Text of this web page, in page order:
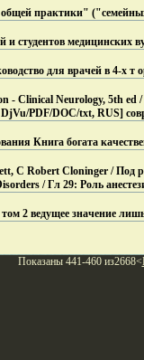
практики"
студентов медицинских
для врачей в 4-х
- Clinical Neurology, 5th
PDF/DOC/txt, RUS]
Книга богата
C Robert Cloninger / Под
/ Гл 29: Роль
2 ведущее значение
Показаны 441-460 из2668<